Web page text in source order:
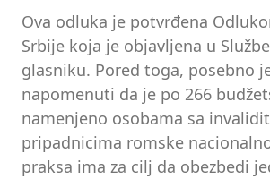
Ova odluka je potvrđena
Srbije koja je objavljena u
glasniku. Pored toga, posebno
napomenuti da je po 266
namenjeno osobama sa
pripadnicima romske
praksa ima za cilj da obezbedi